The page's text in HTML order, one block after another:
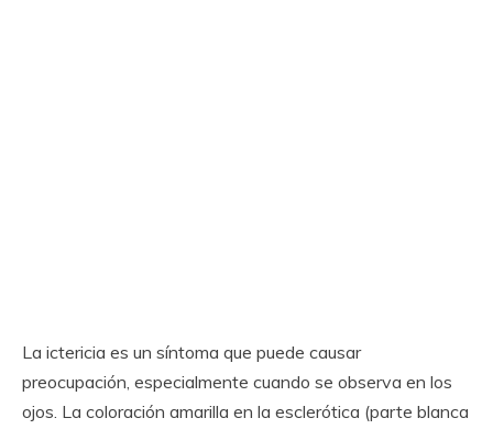
La ictericia es un síntoma que puede causar
preocupación, especialmente cuando se observa en los
ojos. La coloración amarilla en la esclerótica (parte blanca